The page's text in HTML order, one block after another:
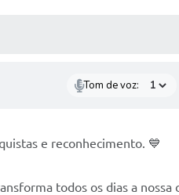
Tom de voz:
e reconhecimento. 💙
todos os dias a nossa